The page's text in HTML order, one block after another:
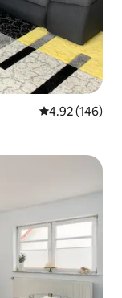
Calificación
4.92 (146)